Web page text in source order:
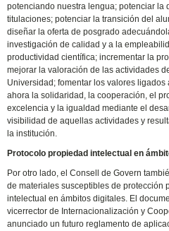
potenciando nuestra lengua; potenciar la
titulaciones; potenciar la transición del
diseñar la oferta de posgrado
investigación de calidad y a la
productividad científica; incrementar la
mejorar la valoración de las actividades
Universidad; fomentar los valores
ahora la solidaridad, la cooperación, el
excelencia y la igualdad mediante el
visibilidad de aquellas actividades y
la institución.
Protocolo propiedad intelectual en
Por otro lado, el Consell de Govern
de materiales susceptibles de protección
intelectual en ámbitos digitales. El
vicerrector de Internacionalización y
anunciado un futuro reglamento de